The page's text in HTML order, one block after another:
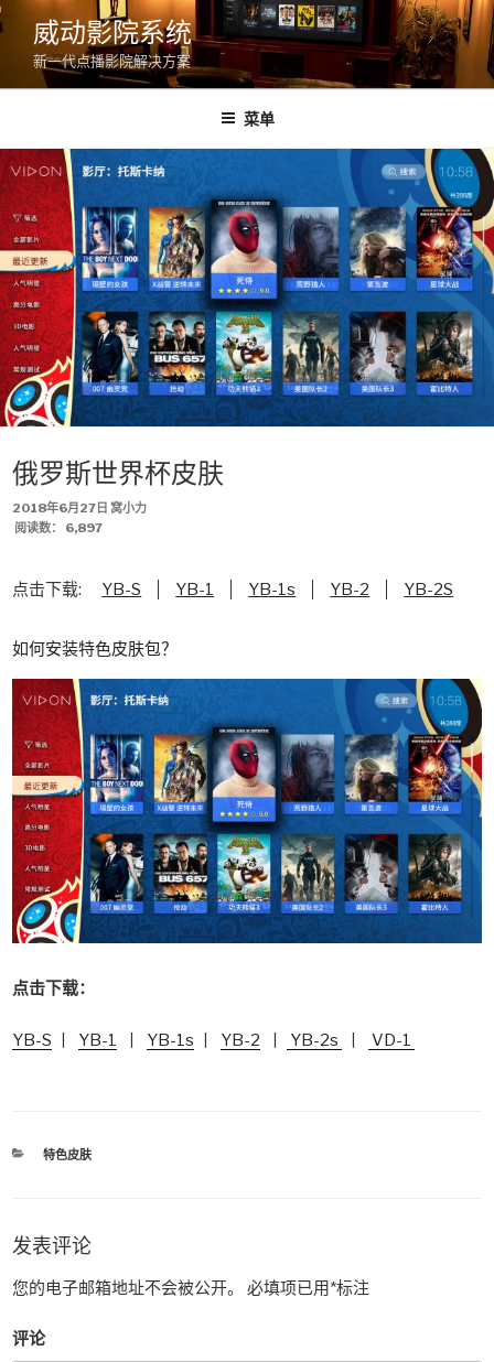
跳
至
容
威动影院系统
新一代点播影院解决方案
菜单
俄罗斯世界杯皮肤
发
布
2018年6月27日 窝小力
阅读数： 6,897
点击下载: YB-S YB-1 YB-1s YB-2 YB-2S
如何安装特色皮肤包？
点击下载：
YB-S YB-1 YB-1s YB-2 YB-2s VD-1
分
特色皮肤
发表评论
您的电子邮箱地址不会被公开。 必填项已用*标注
评论